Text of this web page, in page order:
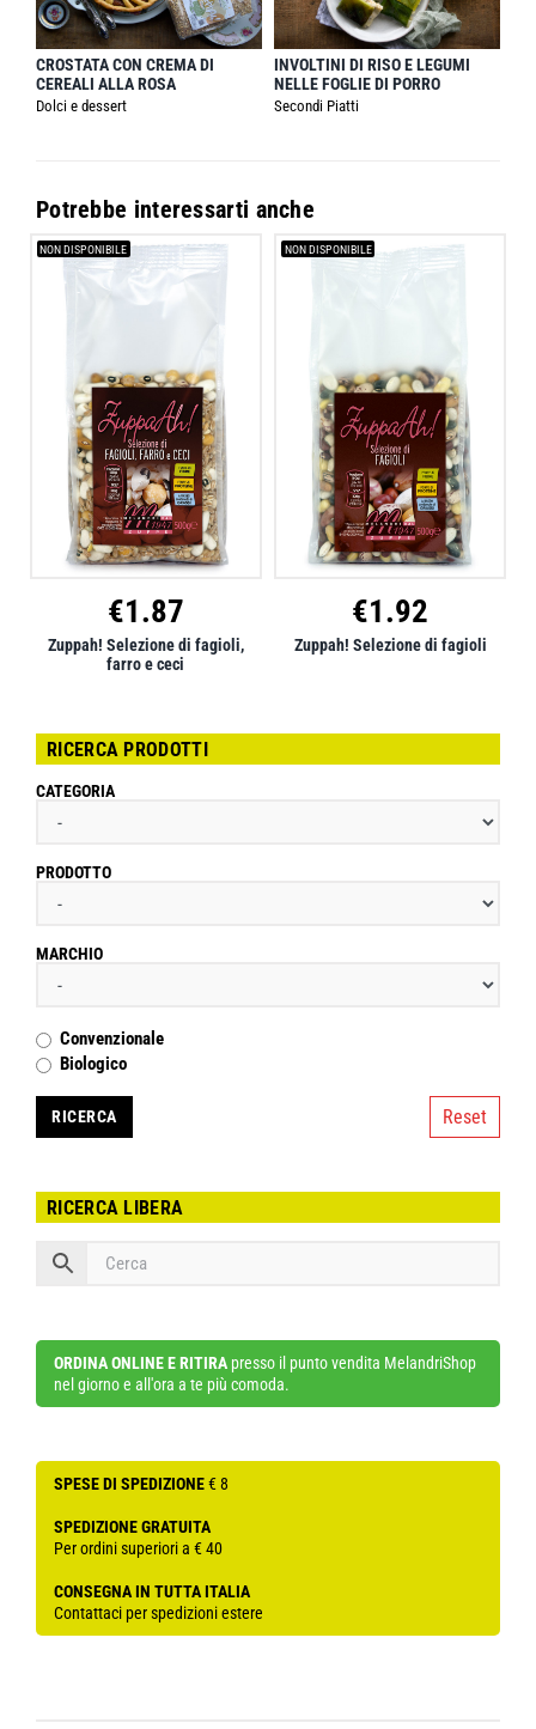
CROSTATA CON CREMA DI
CEREALI ALLA ROSA
Dolci e dessert
INVOLTINI DI RISO E LEGUMI
NELLE FOGLIE DI PORRO
Secondi Piatti
Potrebbe interessarti anche
NON DISPONIBILE
€1.87
Zuppah! Selezione di fagioli,
farro e ceci
NON DISPONIBILE
€1.92
Zuppah! Selezione di fagioli
RICERCA PRODOTTI
CATEGORIA
PRODOTTO
MARCHIO
Convenzionale
Biologico
Reset
RICERCA LIBERA
ORDINA ONLINE E RITIRA presso il punto vendita MelandriShop
nel giorno e all'ora a te più comoda.
SPESE DI SPEDIZIONE€ 8
SPEDIZIONE GRATUITA
Per ordini superiori a € 40
CONSEGNA IN TUTTA ITALIA
Contattaci per spedizioni estere